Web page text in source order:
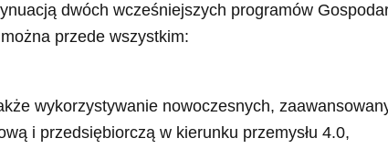
dwóch wcześniejszych programów
przede wszystkim:
wykorzystywanie nowoczesnych,
i przedsiębiorczą w kierunku przemysłu 4.0,